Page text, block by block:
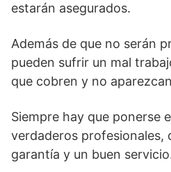
estarán asegurados.
Además de que no serán
pueden sufrir un mal
que cobren y no
Siempre hay que ponerse
verdaderos profesionales,
garantía y un buen